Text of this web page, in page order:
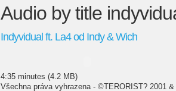
Audio by title
Indyvidual ft. La4 od Indy & Wich
4:35 minutes (4.2 MB)
Všechna práva vyhrazena - ©TERORIST? 2001